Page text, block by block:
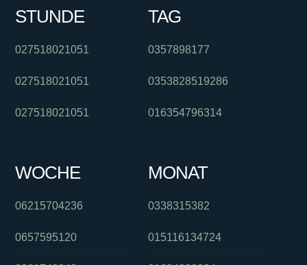
STUNDE
027518021051
027518021051
027518021051
TAG
0357898177
0353828519286
016354796314
WOCHE
06215704236
0657595120
MONAT
0338315382
015116134724